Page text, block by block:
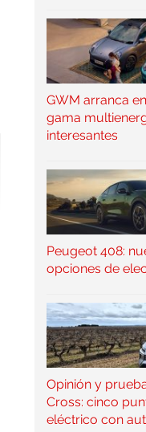
GWM arranca
gama
interesantes
Peugeot 408:
opciones de
Opinión y
Cross: cinco
eléctrico con